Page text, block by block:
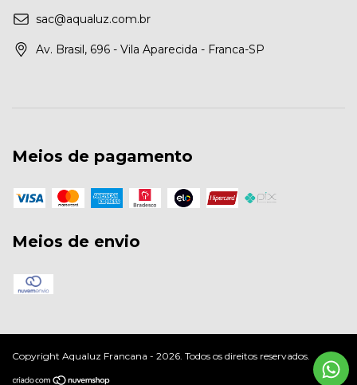
sac@aqualuz.com.br
Av. Brasil, 696 - Vila Aparecida - Franca-SP
Meios de pagamento
Meios de envio
Copyright Aqualuz Francana - 2026. Todos os direitos reservados.